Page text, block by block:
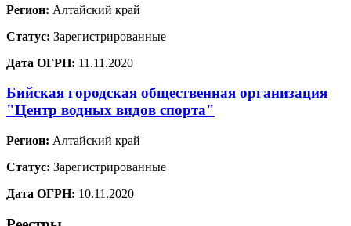
Регион: Алтайский край
Статус: Зарегистрированные
Дата ОГРН: 11.11.2020
Бийская городская общественная организация
"Центр водных видов спорта"
Регион: Алтайский край
Статус: Зарегистрированные
Дата ОГРН: 10.11.2020